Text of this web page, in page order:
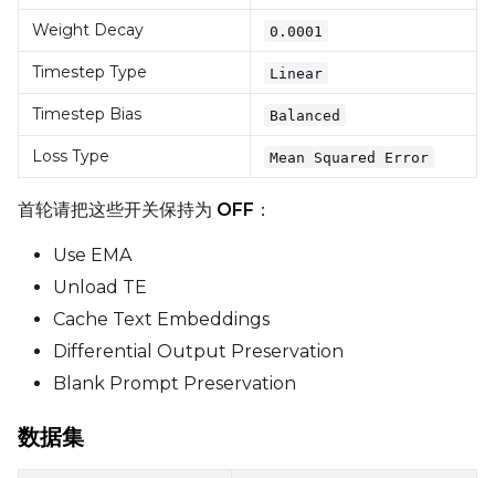
Sample Steps
Toggle
Weight Decay 0.0001
Timestep Type Linear
Timestep Bias Balanced
Loss Type Mean Squared Error
首轮请把这些开关保持为 OFF ：
Use EMA
Unload TE
Cache Text Embeddings
Differential Output Preservation
Blank Prompt Preservation
数据集